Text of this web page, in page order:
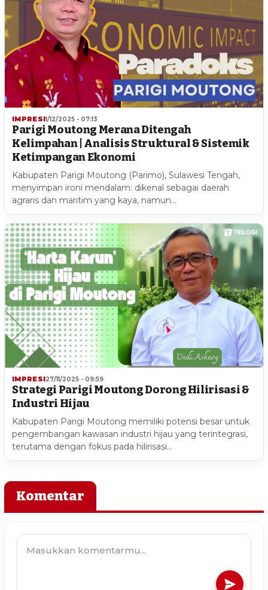
IMPRESI1/12/2025 - 07:13
Parigi Moutong Merana Ditengah
Kelimpahan | Analisis Struktural & Sistemik
Ketimpangan Ekonomi
Kabupaten Parigi Moutong (Parimo), Sulawesi Tengah,
menyimpan ironi mendalam: dikenal sebagai daerah
agraris dan maritim yang kaya, namun…
IMPRESI27/11/2025 - 09:59
Strategi Parigi Moutong Dorong Hilirisasi &
Industri Hijau
Kabupaten Parigi Moutong memiliki potensi besar untuk
pengembangan kawasan industri hijau yang terintegrasi,
terutama dengan fokus pada hilirisasi…
Komentar